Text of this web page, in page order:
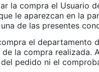
la compra el Usuario
le aparezcan en la
de las presentes
el departamento
la compra realizada.
pedido ni el